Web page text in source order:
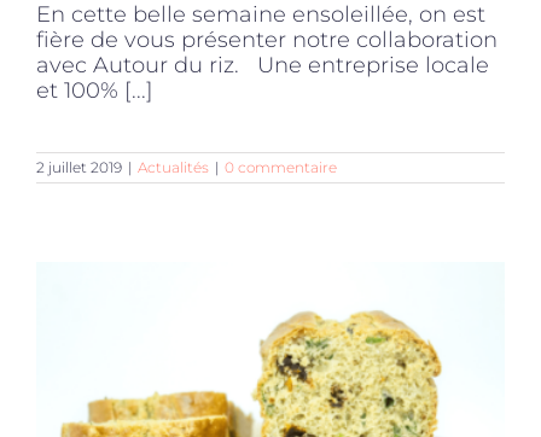
En cette belle semaine ensoleillée, on est
fière de vous présenter notre collaboration
avec Autour du riz. Une entreprise locale
et 100% [...]
2 juillet 2019 | Actualités | 0 commentaire